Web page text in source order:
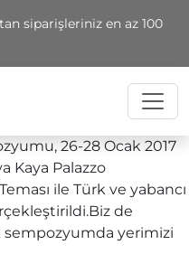
siparişleriniz en az 100
26-28 Ocak 2017
Kaya Palazzo
ile Türk ve yabancı
de
sempozyumda yerimizi